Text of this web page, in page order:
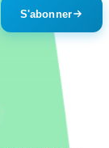
S'abonner